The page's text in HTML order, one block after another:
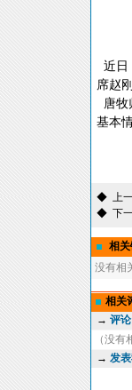
近日
席赵
唐牧
基本
◆ 上一
◆ 下一
相
没有相
相关
→ 评
（没有
→ 发